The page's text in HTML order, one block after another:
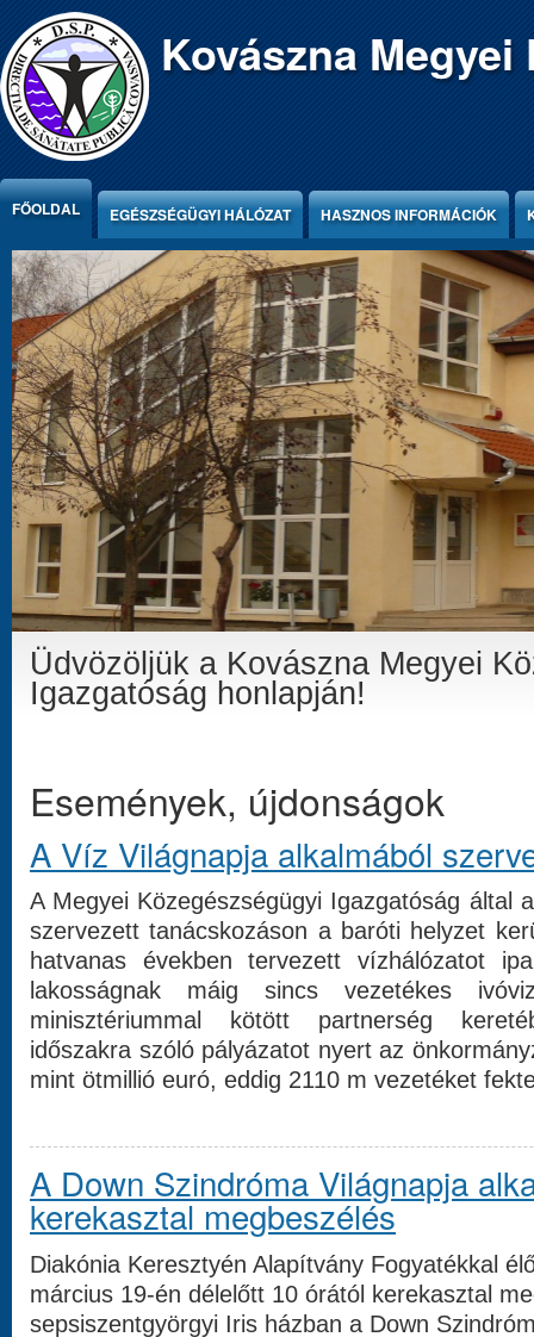
Jump to Content Kovászna
FŐOLDAL EGÉSZSÉGÜGYI HÁLÓZAT HASZNOS INFORMÁCIÓK
Üdvözöljük a Kovászna Megyei
Igazgatóság honlapján!
Események, újdonságok
A Víz Világnapja alkalmából
A Megyei Közegészségügyi Igazgatóság által
szervezett tanácskozáson a baróti helyzet
hatvanas években tervezett vízhálózatot
lakosságnak máig sincs vezetékes
minisztériummal kötött partnerség
időszakra szóló pályázatot nyert az
mint ötmillió euró, eddig 2110 m vezetéket
A Down Szindróma Világnapja
kerekasztal megbeszélés
Diakónia Keresztyén Alapítvány Fogyatékkal
március 19-én délelőtt 10 órától kerekasztal
sepsiszentgyörgyi Iris házban a Down